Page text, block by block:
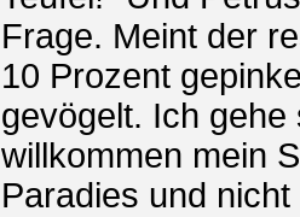
Frage. Meint der
10 Prozent
gevögelt. Ich
willkommen mein
Paradies und